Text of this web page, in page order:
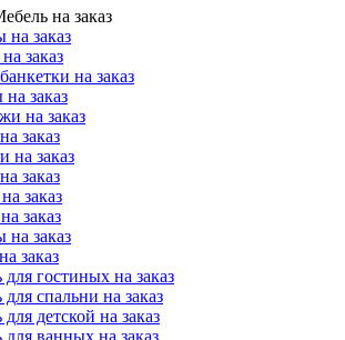
на заказ
на заказ
заказ
на заказ
заказ
на заказ
заказ
на заказ
заказ
заказ
заказ
заказ
заказ
гостиных на заказ
спальни на заказ
детской на заказ
ванных на заказ